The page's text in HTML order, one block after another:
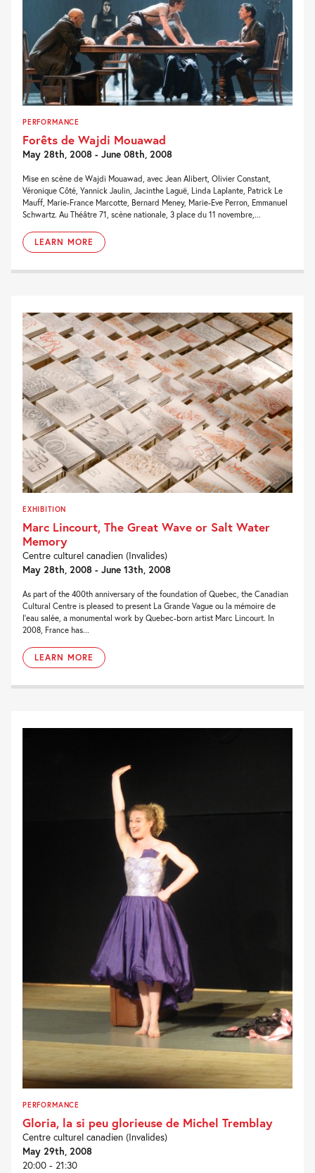
PERFORMANCE
Forêts de Wajdi Mouawad
May 28th, 2008 - June 08th, 2008
Mise en scène de Wajdi Mouawad, avec Jean Alibert, Olivier Constant,
Véronique Côté, Yannick Jaulin, Jacinthe Laguë, Linda Laplante, Patrick Le
Mauff, Marie-France Marcotte, Bernard Meney, Marie-Eve Perron, Emmanuel
Schwartz. Au Théâtre 71, scène nationale, 3 place du 11 novembre,...
LEARN MORE
EXHIBITION
Marc Lincourt, The Great Wave or Salt Water
Memory
Centre culturel canadien (Invalides)
May 28th, 2008 - June 13th, 2008
As part of the 400th anniversary of the foundation of Quebec, the Canadian
Cultural Centre is pleased to present La Grande Vague ou la mémoire de
l’eau salée, a monumental work by Quebec-born artist Marc Lincourt. In
2008, France has...
LEARN MORE
PERFORMANCE
Gloria, la si peu glorieuse de Michel Tremblay
Centre culturel canadien (Invalides)
May 29th, 2008
20:00 - 21:30